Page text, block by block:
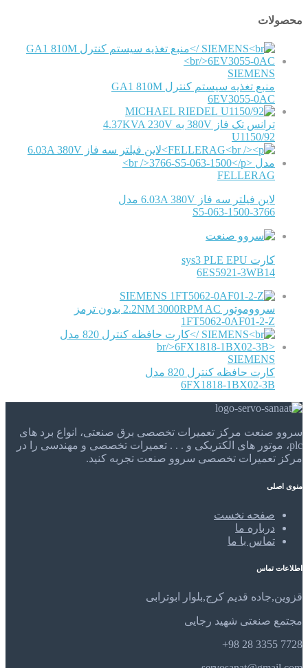
محصولات
SIEMENS
منبع تغذیه سیستم کنترل GA1 810M
6EV3055-0AC
MICHAEL RIEDEL
ترانس تک فاز 380V به 4.37KVA 230V
U1150/92
FELLERAG
لاین فیلتر سه فاز 6.03A 380V مدل
3766-S5-063-1500
کارت sys3 PLE EPU
6ES5921-3WB14
SIEMENS
سرووموتور 2.2NM 3000RPM AC بدون ترمز
1FT5062-0AF01-2-Z
SIEMENS
کارت حافظه کنترل 820 مدل
6FX1818-1BX02-3B
سروو صنعت مرکز تعمیرات تخصصی برق صنعتی، انواع برد های
plc، موتور های الکتریکی و . . . تعمیرات تخصصی و مهندسی را در
مرکز تعمیرات تخصصی سروو صنعت تجربه کنید.
منوی اصلی
صفحه نخست
درباره ما
تماس با ما
اطلاعات تماس
قزوین,جاده قدیم کرج,بلوار ابوترابی
مجتمع صنعتی شهید رجایی
7728 3355 28 98+